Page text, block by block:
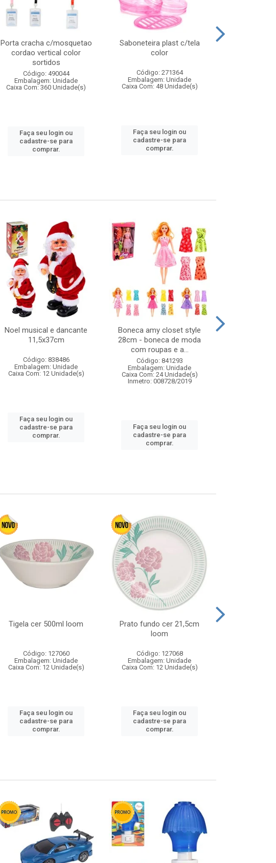
Porta cracha c/mosquetao
cordao vertical color
sortidos
Código: 490044
Embalagem: Unidade
Caixa Com: 360 Unidade(s)
Faça seu login ou
cadastre-se para
comprar.
Saboneteira plast c/tela
color
Código: 271364
Embalagem: Unidade
Caixa Com: 48 Unidade(s)
Faça seu login ou
cadastre-se para
comprar.
Noel musical e dancante
11,5x37cm
Código: 838486
Embalagem: Unidade
Caixa Com: 12 Unidade(s)
Faça seu login ou
cadastre-se para
comprar.
Boneca amy closet style
28cm - boneca de moda
com roupas e a...
Código: 841293
Embalagem: Unidade
Caixa Com: 24 Unidade(s)
Inmetro: 008728/2019
Faça seu login ou
cadastre-se para
comprar.
Tigela cer 500ml loom
Código: 127060
Embalagem: Unidade
Caixa Com: 12 Unidade(s)
Faça seu login ou
cadastre-se para
comprar.
Prato fundo cer 21,5cm
loom
Código: 127068
Embalagem: Unidade
Caixa Com: 12 Unidade(s)
Faça seu login ou
cadastre-se para
comprar.